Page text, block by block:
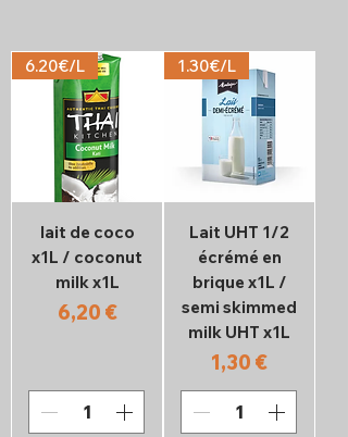
6.20€/L
lait de coco
x1L / coconut
milk x1L
Prix
6,20 €
1.30€/L
Lait UHT 1/2
écrémé en
brique x1L /
semi skimmed
milk UHT x1L
Prix
1,30 €